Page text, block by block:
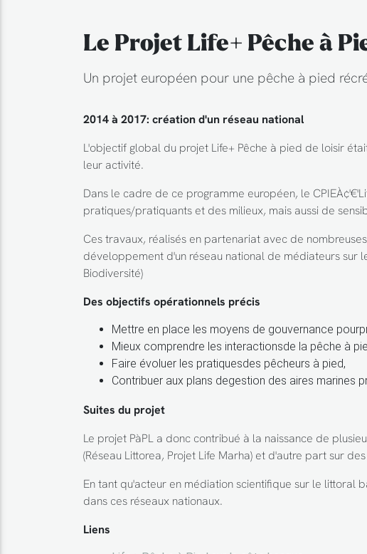
Le Projet Life+ Pêche à
Un projet européen pour une pêche à pied
2014 à 2017: création d'un réseau national
L'objectif global du projet Life+ Pêche à pied de loisir
leur activité.
Dans le cadre de ce programme européen, le
pratiques/pratiquants et des milieux, mais aussi de
Ces travaux, réalisés en partenariat avec de
développement d'un réseau national de médiateurs sur
Biodiversité)
Des objectifs opérationnels précis
Mettre en place les moyens de gouvernance
Mieux comprendre les interactionsde la pêche à
Faire évoluer les pratiquesdes pêcheurs à pied,
Contribuer aux plans degestion des aires marines
Suites du projet
Le projet PàPL a donc contribué à la naissance de
(Réseau Littorea, Projet Life Marha) et d'autre part sur
En tant qu'acteur en médiation scientifique sur le littoral
dans ces réseaux nationaux.
Liens